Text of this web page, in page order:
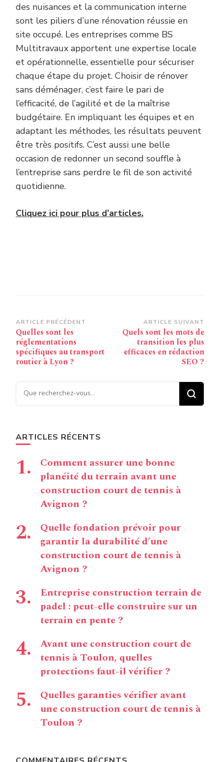
des nuisances et la communication interne
sont les piliers d’une rénovation réussie en
site occupé. Les entreprises comme BS
Multitravaux apportent une expertise locale
et opérationnelle, essentielle pour sécuriser
chaque étape du projet. Choisir de rénover
sans déménager, c’est faire le pari de
l’efficacité, de l’agilité et de la maîtrise
budgétaire. En impliquant les équipes et en
adaptant les méthodes, les résultats peuvent
être très positifs. C’est aussi une belle
occasion de redonner un second souffle à
l’entreprise sans perdre le fil de son activité
quotidienne.
Cliquez ici pour plus d’articles.
Navigation
d’article
ARTICLE PRÉCÉDENT
Quelles sont les
réglementations
spécifiques au transport
routier à Lyon ?
ARTICLE SUIVANT
Quels sont les mots de
transition les plus
efficaces en rédaction
SEO ?
Vous recherchiez quelque
chose ?
ARTICLES RÉCENTS
Comment assurer une bonne
planéité du terrain avant une
construction court de tennis à
Avignon ?
Quelle fondation prévoir pour
garantir la durabilité d’une
construction court de tennis à
Avignon ?
Entreprise construction terrain de
padel : peut-elle construire sur un
terrain en pente ?
Avant une construction court de
tennis à Toulon, quelles
protections faut-il vérifier ?
Quelles garanties vérifier avant
une construction court de tennis à
Toulon ?